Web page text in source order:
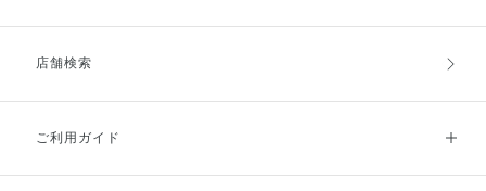
店舗検索
ご利用ガイド